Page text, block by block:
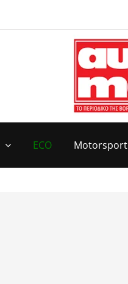
ECO Motorsport